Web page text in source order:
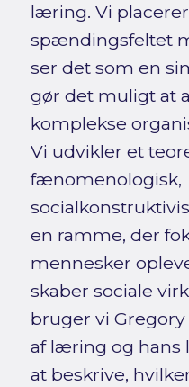
læring. Vi
spændingsfeltet
ser det som en
gør det muligt at
komplekse
Vi udvikler et
fænomenologisk,
en ramme, der
mennesker
skaber sociale
bruger vi
af læring og
at beskrive,